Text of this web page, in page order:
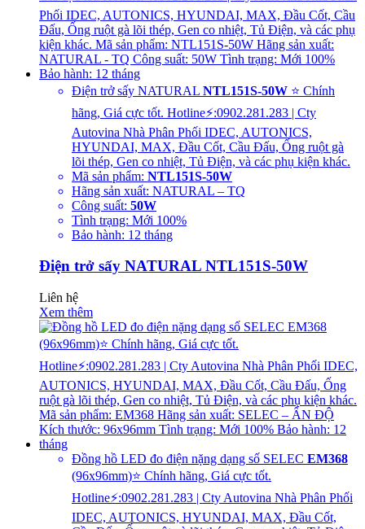
Điện trở sấy NATURAL NTL151S-50W ⭐ Chính
hãng, Giá cực tốt. Hotline⚡:0902.281.283 | Cty
Autovina Nhà Phân Phối IDEC, AUTONICS,
HYUNDAI, MAX, Đầu Cốt, Cầu Đấu, Ống ruột gà
lõi thép, Gen co nhiệt, Tủ Điện, và các phụ kiện khác.
Mã sản phẩm: NTL151S-50W
Hãng sản xuất: NATURAL – TQ
Công suất: 50W
Tình trạng: Mới 100%
Bảo hành: 12 tháng
Điện trở sấy NATURAL NTL151S-50W
Liên hệ
Xem thêm
Đồng hồ LED đo điện nặng dạng số SELEC EM368
(96x96mm)⭐ Chính hãng, Giá cực tốt.
Hotline⚡:0902.281.283 | Cty Autovina Nhà Phân Phối
IDEC, AUTONICS, HYUNDAI, MAX, Đầu Cốt,